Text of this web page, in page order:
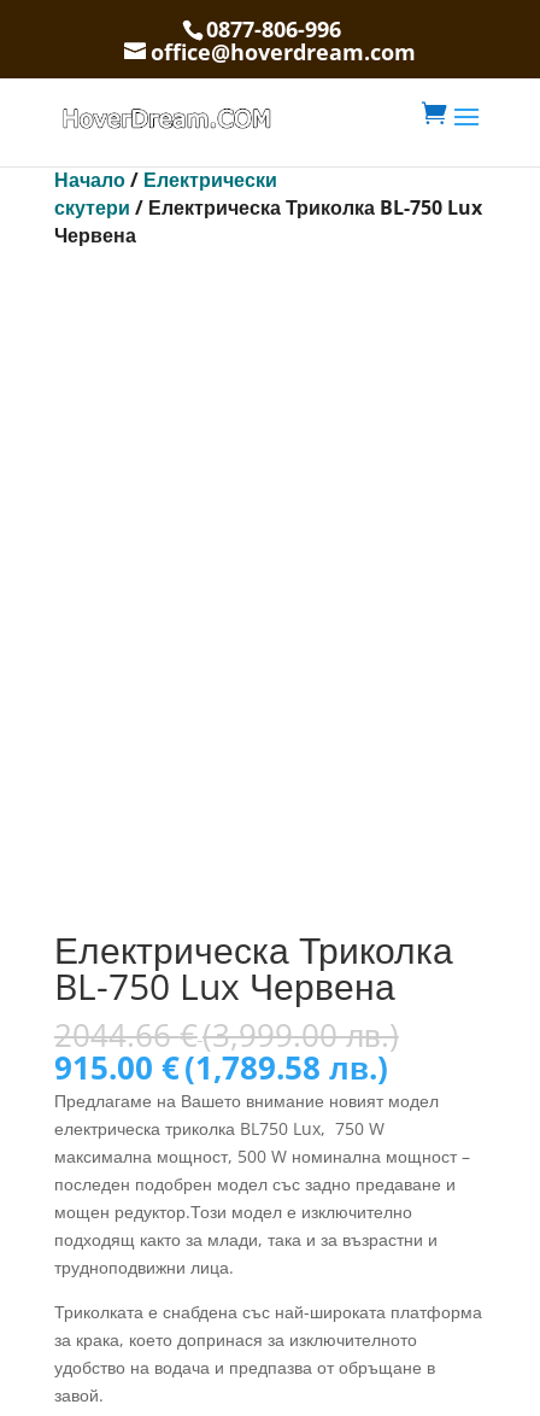
0877-806-996
office@hoverdream.com

Начало/ Електрически
скутери / Електрическа Триколка BL-750 Lux
Червена
Електрическа Триколка
BL-750 Lux Червена
2044.66€(3,999.00 лв.)
was:
2044.66
лв.).
915.00 €(1,789.58 лв.)Текущата
цена
е:
915.00 €
(1,789.58
лв.).
Предлагаме на Вашето внимание новият модел
електрическа триколка BL750 Lux, 750 W
максимална мощност, 500 W номинална мощност –
последен подобрен модел със задно предаване и
мощен редуктор.Този модел е изключително
подходящ както за млади, така и за възрастни и
трудноподвижни лица.
Триколката е снабдена със най-широката платформа
за крака, което допринася за изключителното
удобство на водача и предпазва от обръщане в
завой.